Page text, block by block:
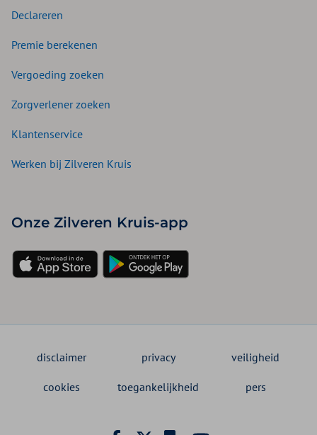
Declareren
Premie berekenen
Vergoeding zoeken
Zorgverlener zoeken
Klantenservice
Werken bij Zilveren Kruis
Onze Zilveren Kruis-app
disclaimer privacy veiligheid
cookies toegankelijkheid pers